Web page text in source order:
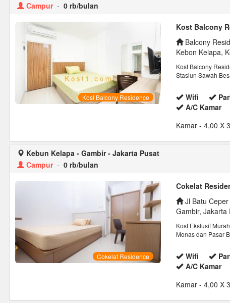
Campur- 0 rb/bulan
Kost Balcony Residence
Kost Balcony
Balcony
Kebon Kelapa,
Kost Balcony
Stasiun Sawah
Wifi
A/C Kamar
Kamar- 4,00 X
Kebun Kelapa - Gambir - Jakarta Pusat
Campur- 0 rb/bulan
Cokelat Residence
Cokelat
Jl Batu Ceper
Gambir, Jakarta
Kost Ekslusif
Monas dan Pasar
Wifi
A/C Kamar
Kamar- 4,00 X